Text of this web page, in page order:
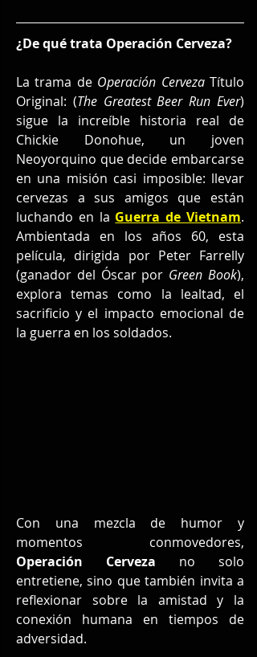
¿De qué trata Operación Cerveza?
La trama de Operación Cerveza Título
Original: (The Greatest Beer Run Ever)
sigue la increíble historia real de
Chickie Donohue, un joven
Neoyorquino que decide embarcarse
en una misión casi imposible: llevar
cervezas a sus amigos que están
luchando en la Guerra de Vietnam.
Ambientada en los años 60, esta
película, dirigida por Peter Farrelly
(ganador del Óscar por Green Book),
explora temas como la lealtad, el
sacrificio y el impacto emocional de
la guerra en los soldados.
Con una mezcla de humor y
Operación Cerveza no solo
entretiene, sino que también invita a
reflexionar sobre la amistad y la
conexión humana en tiempos de
adversidad.